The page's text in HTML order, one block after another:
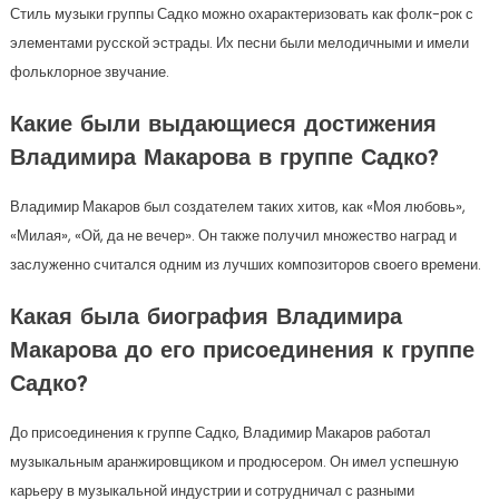
Стиль музыки группы Садко можно охарактеризовать как фолк-рок с
элементами русской эстрады. Их песни были мелодичными и имели
фольклорное звучание.
Какие были выдающиеся достижения
Владимира Макарова в группе Садко?
Владимир Макаров был создателем таких хитов, как «Моя любовь»,
«Милая», «Ой, да не вечер». Он также получил множество наград и
заслуженно считался одним из лучших композиторов своего времени.
Какая была биография Владимира
Макарова до его присоединения к группе
Садко?
До присоединения к группе Садко, Владимир Макаров работал
музыкальным аранжировщиком и продюсером. Он имел успешную
карьеру в музыкальной индустрии и сотрудничал с разными